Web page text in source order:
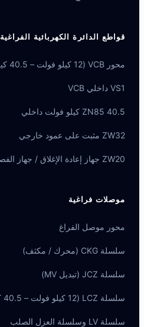
قواطع الدائرة الكهربائية الفراغية
محور VCB (12 كيلو فولت – 40.5 كيلو فولت)
VS1 داخلي VCB
ZN85 40.5 كيلو فولت داخلي
ZW32 مثبت على عمود خارجي
ZW20 جهاز إعادة الإغلاق / جهاز الفصل
موصلات فراغية
محور موصل الفراغ
سلسلة CKG (محرك / مكثف)
سلسلة JCZ (تبديل MV)
سلسلة LCZ (12 كيلو فولت – 40.5 كيلو فولت)
سلسلة LV وسلسلة العزل الصلب